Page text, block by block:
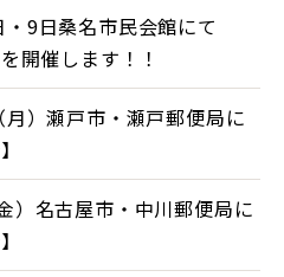
9日桑名市民会館にて
開催します！！
）瀬戸市・瀬戸郵便局に
）名古屋市・中川郵便局に